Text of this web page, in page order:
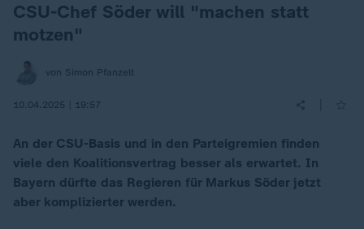
:
CSU-Chef Söder will "machen statt
motzen"
von Simon Pfanzelt
10.04.2025 | 19:57
An der CSU-Basis und in den Parteigremien finden
viele den Koalitionsvertrag besser als erwartet. In
Bayern dürfte das Regieren für Markus Söder jetzt
aber komplizierter werden.